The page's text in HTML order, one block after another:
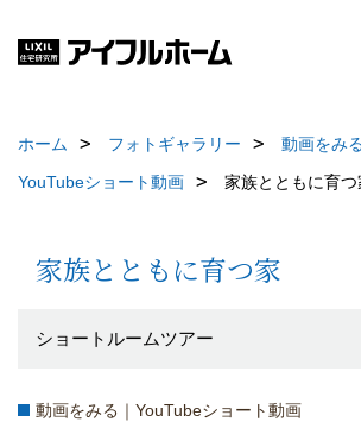
ホーム フォトギャラリー
動画をみ
YouTubeショート動画
家族とともに育つ
家族とともに育つ家
ショートルームツアー
動画をみる｜YouTubeショート動画